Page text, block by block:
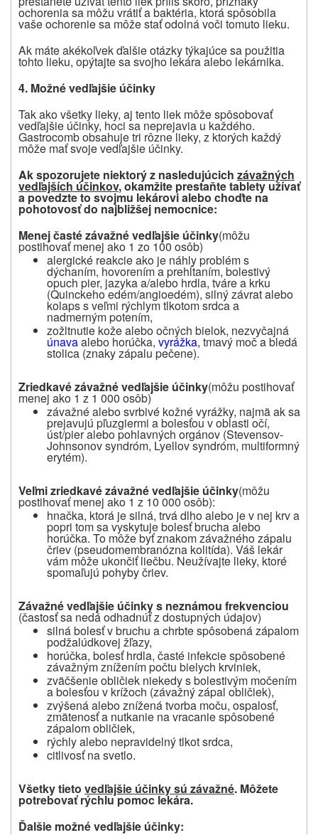
ochorenia sa môžu vrátiť a baktéria, ktorá spôsobila
vaše ochorenie sa môže stať odolná voči tomuto lieku.
Ak máte akékoľvek ďalšie otázky týkajúce sa použitia
tohto lieku, opýtajte sa svojho lekára alebo lekárnika.
4. Možné vedľajšie účinky
Tak ako všetky lieky, aj tento liek môže spôsobovať
vedľajšie účinky, hoci sa neprejavia u každého.
Gastrocomb obsahuje tri rôzne lieky, z ktorých každý
môže mať svoje vedľajšie účinky.
Ak spozorujete niektorý z nasledujúcich závažných
vedľajších účinkov, okamžite prestaňte tablety užívať
a povedzte to svojmu lekárovi alebo choďte na
pohotovosť do najbližšej nemocnice:
Menej časté závažné vedľajšie účinky(môžu
postihovať menej ako 1 zo 100 osôb)
alergické reakcie ako je náhly problém s
dýchaním, hovorením a prehĺtaním, bolestivý
opuch pier, jazyka a/alebo hrdla, tváre a krku
(Quinckeho edém/angioedém), silný závrat alebo
kolaps s veľmi rýchlym tlkotom srdca a
nadmerným potením,
zožltnutie kože alebo očných bielok, nezvyčajná
únavaalebo horúčka, vyrážka, tmavý moč a bledá
stolica (znaky zápalu pečene).
Zriedkavé závažné vedľajšie účinky(môžu postihovať
menej ako 1 z 1 000 osôb)
závažné alebo svrbivé kožné vyrážky, najmä ak sa
prejavujú pľuzgiermi a bolesťou v oblasti očí,
úst/pier alebo pohlavných orgánov (Stevensov-
Johnsonov syndróm, Lyellov syndróm, multiformný
erytém).
Veľmi zriedkavé závažné vedľajšie účinky(môžu
postihovať menej ako 1 z 10 000 osôb):
hnačka, ktorá je silná, trvá dlho alebo je v nej krv a
popri tom sa vyskytuje bolesť brucha alebo
horúčka. To môže byť znakom závažného zápalu
čriev (pseudomembranózna kolitída). Váš lekár
vám môže ukončiť liečbu. Neužívajte lieky, ktoré
spomaľujú pohyby čriev.
Závažné vedľajšie účinky s neznámou frekvenciou
(častosť sa nedá odhadnúť z dostupných údajov)
silná bolesť v bruchu a chrbte spôsobená zápalom
podžalúdkovej žľazy,
horúčka, bolesť hrdla, časté infekcie spôsobené
závažným znížením počtu bielych krviniek,
zväčšenie obličiek niekedy s bolestivým močením
a bolesťou v krížoch (závažný zápal obličiek),
zvýšená alebo znížená tvorba moču, ospalosť,
zmätenosť a nutkanie na vracanie spôsobené
zápalom obličiek,
rýchly alebo nepravidelný tlkot srdca,
citlivosť na svetlo.
Všetky tieto vedľajšie účinky sú závažné. Môžete
potrebovať rýchlu pomoc lekára.
Ďalšie možné vedľajšie účinky: